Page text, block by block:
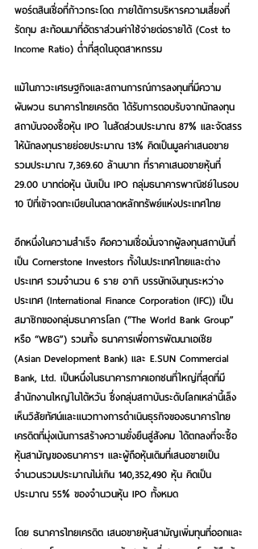
พอร์ตสินเชื่อที่ก้าวกระโดด ภายใต้การบริหารความเสี่ยงที่
รัดกุม สะท้อนมาที่อัตราส่วนค่าใช้จ่ายต่อรายได้ (Cost to
Income Ratio) ต่ำที่สุดในอุตสาหกรรม
แม้ในภาวะเศรษฐกิจและสถานการณ์การลงทุนที่มีความ
ผันผวน ธนาคารไทยเครดิต ได้รับการตอบรับจากนักลงทุน
สถาบันจองซื้อหุ้น IPO ในสัดส่วนประมาณ 87% และจัดสรร
ให้นักลงทุนรายย่อยประมาณ 13% คิดเป็นมูลค่าเสนอขาย
รวมประมาณ 7,369.60 ล้านบาท ที่ราคาเสนอขายหุ้นที่
29.00 บาทต่อหุ้น นับเป็น IPO กลุ่มธนาคารพาณิชย์ในรอบ
10 ปีที่เข้าจดทะเบียนในตลาดหลักทรัพย์แห่งประเทศไทย
อีกหนึ่งในความสำเร็จ คือความเชื่อมั่นจากผู้ลงทุนสถาบันที่
เป็น Cornerstone Investors ทั้งในประเทศไทยและต่าง
ประเทศ รวมจำนวน 6 ราย อาทิ บรรษัทเงินทุนระหว่าง
ประเทศ (International Finance Corporation (IFC)) เป็น
สมาชิกของกลุ่มธนาคารโลก (“The World Bank Group”
หรือ “WBG”) รวมทั้ง ธนาคารเพื่อการพัฒนาเอเชีย
(Asian Development Bank) และ E.SUN Commercial
Bank, Ltd. เป็นหนึ่งในธนาคารภาคเอกชนที่ใหญ่ที่สุดที่มี
สำนักงานใหญ่ในไต้หวัน ซึ่งกลุ่มสถาบันระดับโลกเหล่านี้เล็ง
เห็นวิสัยทัศน์และแนวทางการดำเนินธุรกิจของธนาคารไทย
เครดิตที่มุ่งเน้นการสร้างความยั่งยืนสู่สังคม ได้ตกลงที่จะซื้อ
หุ้นสามัญของธนาคารฯ และผู้ถือหุ้นเดิมที่เสนอขายเป็น
จำนวนรวมประมาณไม่เกิน 140,352,490 หุ้น คิดเป็น
ประมาณ 55% ของจำนวนหุ้น IPO ทั้งหมด
โดย ธนาคารไทยเครดิต เสนอขายหุ้นสามัญเพิ่มทุนที่ออกและ